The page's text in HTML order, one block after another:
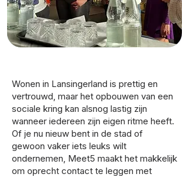
Wonen in Lansingerland is prettig en
vertrouwd, maar het opbouwen van een
sociale kring kan alsnog lastig zijn
wanneer iedereen zijn eigen ritme heeft.
Of je nu nieuw bent in de stad of
gewoon vaker iets leuks wilt
ondernemen, Meet5 maakt het makkelijk
om oprecht contact te leggen met